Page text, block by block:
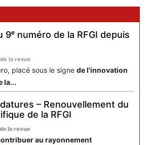
9ᵉ numéro de la RFGI depuis
la revue
placé sous le signe de l'innovation
la...
– Renouvellement du
de la RFGI
la revue
au rayonnement